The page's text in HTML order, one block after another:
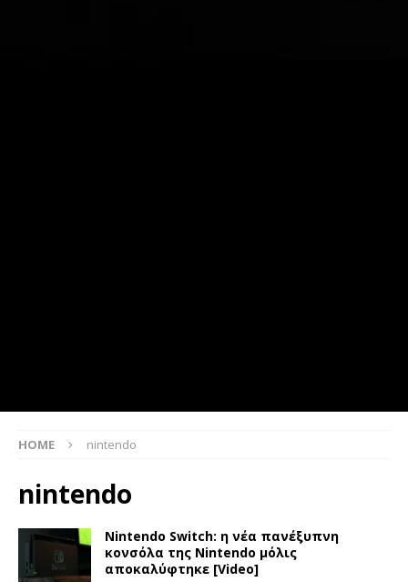
HOME nintendo
nintendo
Nintendo Switch: η νέα πανέξυπνη
κονσόλα της Nintendo μόλις
αποκαλύφτηκε [Video]